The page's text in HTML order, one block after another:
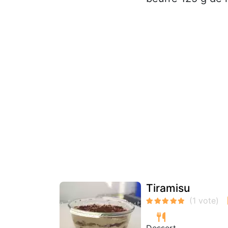
Tiramisu